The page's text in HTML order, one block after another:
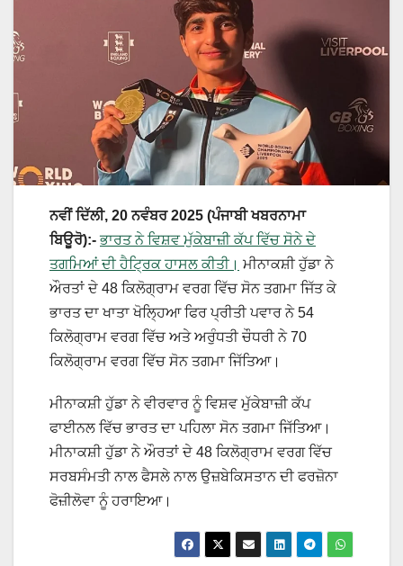
ਨਵੀਂ ਦਿੱਲੀ, 20 ਨਵੰਬਰ 2025 (ਪੰਜਾਬੀ ਖਬਰਨਾਮਾ
ਬਿਊਰੋ):- ਭਾਰਤ ਨੇ ਵਿਸ਼ਵ ਮੁੱਕੇਬਾਜ਼ੀ ਕੱਪ ਵਿੱਚ ਸੋਨੇ ਦੇ
ਤਗਮਿਆਂ ਦੀ ਹੈਟ੍ਰਿਕ ਹਾਸਲ ਕੀਤੀ। ਮੀਨਾਕਸ਼ੀ ਹੁੱਡਾ ਨੇ
ਔਰਤਾਂ ਦੇ 48 ਕਿਲੋਗ੍ਰਾਮ ਵਰਗ ਵਿੱਚ ਸੋਨ ਤਗਮਾ ਜਿੱਤ ਕੇ
ਭਾਰਤ ਦਾ ਖਾਤਾ ਖੋਲ੍ਹਿਆ ਫਿਰ ਪ੍ਰੀਤੀ ਪਵਾਰ ਨੇ 54
ਕਿਲੋਗ੍ਰਾਮ ਵਰਗ ਵਿੱਚ ਅਤੇ ਅਰੁੰਧਤੀ ਚੌਧਰੀ ਨੇ 70
ਕਿਲੋਗ੍ਰਾਮ ਵਰਗ ਵਿੱਚ ਸੋਨ ਤਗਮਾ ਜਿੱਤਿਆ।
ਮੀਨਾਕਸ਼ੀ ਹੁੱਡਾ ਨੇ ਵੀਰਵਾਰ ਨੂੰ ਵਿਸ਼ਵ ਮੁੱਕੇਬਾਜ਼ੀ ਕੱਪ
ਫਾਈਨਲ ਵਿੱਚ ਭਾਰਤ ਦਾ ਪਹਿਲਾ ਸੋਨ ਤਗਮਾ ਜਿੱਤਿਆ।
ਮੀਨਾਕਸ਼ੀ ਹੁੱਡਾ ਨੇ ਔਰਤਾਂ ਦੇ 48 ਕਿਲੋਗ੍ਰਾਮ ਵਰਗ ਵਿੱਚ
ਸਰਬਸੰਮਤੀ ਨਾਲ ਫੈਸਲੇ ਨਾਲ ਉਜ਼ਬੇਕਿਸਤਾਨ ਦੀ ਫਰਜ਼ੋਨਾ
ਫੋਜ਼ੀਲੋਵਾ ਨੂੰ ਹਰਾਇਆ।